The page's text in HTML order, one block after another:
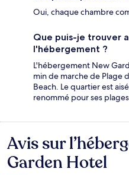
Oui, chaque chambre
Que puis-je trouver
l'hébergement ?
L'hébergement New
min de marche de Plage
Beach. Le quartier est
renommé pour ses
Avis
Avis sur
Garden Hotel